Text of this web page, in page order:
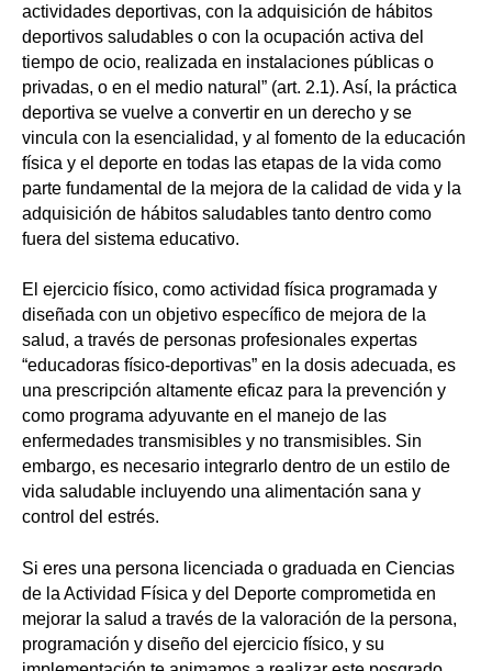
actividades deportivas, con la adquisición de hábitos
deportivos saludables o con la ocupación activa del
tiempo de ocio, realizada en instalaciones públicas o
privadas, o en el medio natural” (art. 2.1). Así, la práctica
deportiva se vuelve a convertir en un derecho y se
vincula con la esencialidad, y al fomento de la educación
física y el deporte en todas las etapas de la vida como
parte fundamental de la mejora de la calidad de vida y la
adquisición de hábitos saludables tanto dentro como
fuera del sistema educativo.
El ejercicio físico, como actividad física programada y
diseñada con un objetivo específico de mejora de la
salud, a través de personas profesionales expertas
“educadoras físico-deportivas” en la dosis adecuada, es
una prescripción altamente eficaz para la prevención y
como programa adyuvante en el manejo de las
enfermedades transmisibles y no transmisibles. Sin
embargo, es necesario integrarlo dentro de un estilo de
vida saludable incluyendo una alimentación sana y
control del estrés.
Si eres una persona licenciada o graduada en Ciencias
de la Actividad Física y del Deporte comprometida en
mejorar la salud a través de la valoración de la persona,
programación y diseño del ejercicio físico, y su